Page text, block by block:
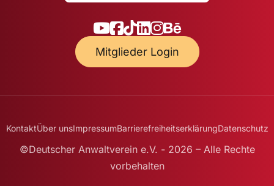
Mitglieder Login
KontaktÜber unsImpressumBarrierefreiheitserklärungDatenschutz
©Deutscher Anwaltverein e.V. - 2026 – Alle Rechte
vorbehalten